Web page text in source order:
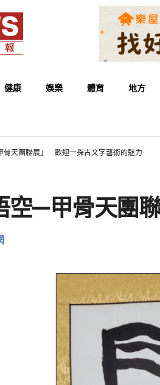
健康 娛樂 體育 地方
骨天團聯展」 歡迎一探古文字藝術的魅力
空—甲骨天